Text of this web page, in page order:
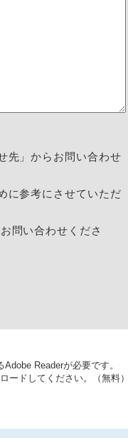
先」からお問い合わせ
に参考にさせていただ
問い合わせくださ
Readerが必要です。
ードしてください。（無料）